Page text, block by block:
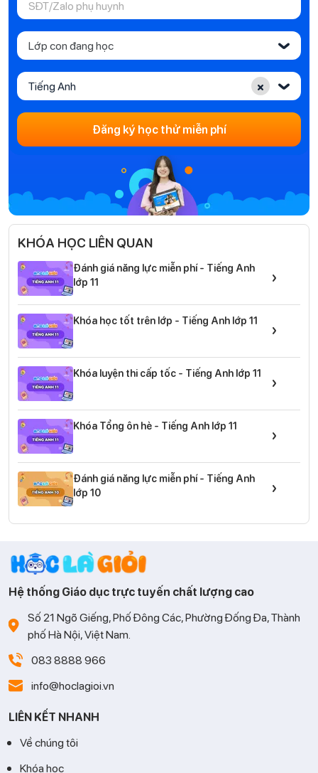
KHÓA HỌC LIÊN QUAN
Đánh giá năng lực miễn phí - Tiếng Anh
lớp 11
›
Khóa học tốt trên lớp - Tiếng Anh lớp 11 ›
Khóa luyện thi cấp tốc - Tiếng Anh lớp 11 ›
Khóa Tổng ôn hè - Tiếng Anh lớp 11 ›
Đánh giá năng lực miễn phí - Tiếng Anh
lớp 10
›
Lớp con đang học ‹
Tiếng Anh ×‹
Đăng ký học thử miễn phí
Hệ thống Giáo dục trực tuyến chất lượng cao
Số 21 Ngõ Giếng, Phố Đông Các, Phường Đống Đa, Thành
phố Hà Nội, Việt Nam.
083 8888 966
info@hoclagioi.vn
LIÊN KẾT NHANH
Về chúng tôi
Khóa học